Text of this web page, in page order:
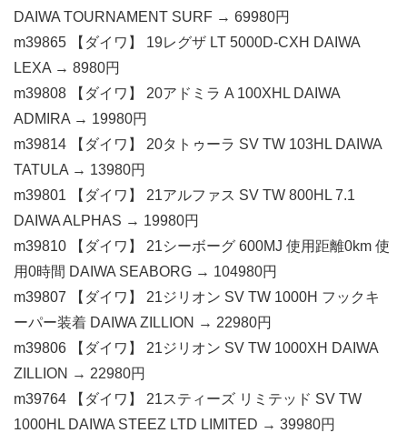
DAIWA TOURNAMENT SURF → 69980円
m39865 【ダイワ】 19レグザ LT 5000D-CXH DAIWA
LEXA → 8980円
m39808 【ダイワ】 20アドミラ A 100XHL DAIWA
ADMIRA → 19980円
m39814 【ダイワ】 20タトゥーラ SV TW 103HL DAIWA
TATULA → 13980円
m39801 【ダイワ】 21アルファス SV TW 800HL 7.1
DAIWA ALPHAS → 19980円
m39810 【ダイワ】 21シーボーグ 600MJ 使用距離0km 使
用0時間 DAIWA SEABORG → 104980円
m39807 【ダイワ】 21ジリオン SV TW 1000H フックキ
ーパー装着 DAIWA ZILLION → 22980円
m39806 【ダイワ】 21ジリオン SV TW 1000XH DAIWA
ZILLION → 22980円
m39764 【ダイワ】 21スティーズ リミテッド SV TW
1000HL DAIWA STEEZ LTD LIMITED → 39980円